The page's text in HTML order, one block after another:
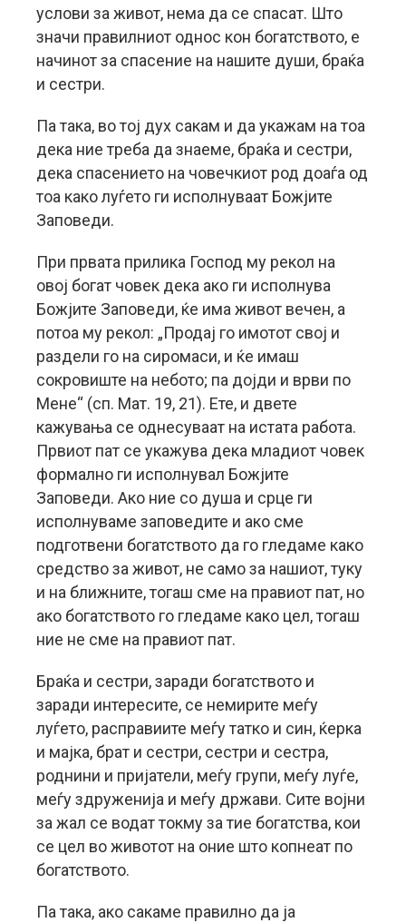
услови за живот, нема да се спасат. Што
значи правилниот однос кон богатството, е
начинот за спасение на нашите души, браќа
и сестри.
Па така, во тој дух сакам и да укажам на тоа
дека ние треба да знаеме, браќа и сестри,
дека спасението на човечкиот род доаѓа од
тоа како луѓето ги исполнуваат Божјите
Заповеди.
При првата прилика Господ му рекол на
овој богат човек дека ако ги исполнува
Божјите Заповеди, ќе има живот вечен, а
потоа му рекол: „Продај го имотот свој и
раздели го на сиромаси, и ќе имаш
сокровиште на небото; па дојди и врви по
Мене“ (сп. Мат. 19, 21). Ете, и двете
кажувања се однесуваат на истата работа.
Првиот пат се укажува дека младиот човек
формално ги исполнувал Божјите
Заповеди. Ако ние со душа и срце ги
исполнуваме заповедите и ако сме
подготвени богатството да го гледаме како
средство за живот, не само за нашиот, туку
и на ближните, тогаш сме на правиот пат, но
ако богатството го гледаме како цел, тогаш
ние не сме на правиот пат.
Браќа и сестри, заради богатството и
заради интересите, се немирите меѓу
луѓето, расправиите меѓу татко и син, ќерка
и мајка, брат и сестри, сестри и сестра,
роднини и пријатели, меѓу групи, меѓу луѓе,
меѓу здруженија и меѓу држави. Сите војни
за жал се водат токму за тие богатства, кои
се цел во животот на оние што копнеат по
богатството.
Па така, ако сакаме правилно да ја